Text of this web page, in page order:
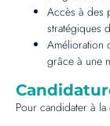
Accès à des
stratégiques
Amélioration
grâce à une
Pour candidater à